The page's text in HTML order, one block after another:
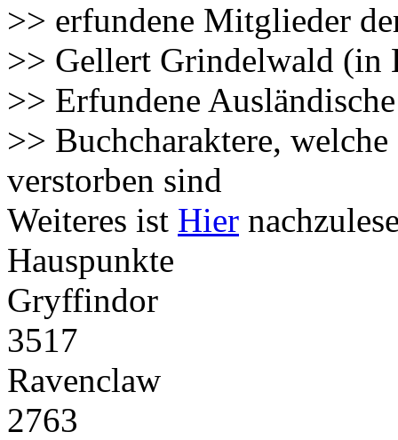
>> erfundene Mitglieder
>> Gellert Grindelwald (in
>> Erfundene
>> Buchcharaktere,
verstorben sind
Weiteres ist Hier
Hauspunkte
Gryffindor
3517
Ravenclaw
2763